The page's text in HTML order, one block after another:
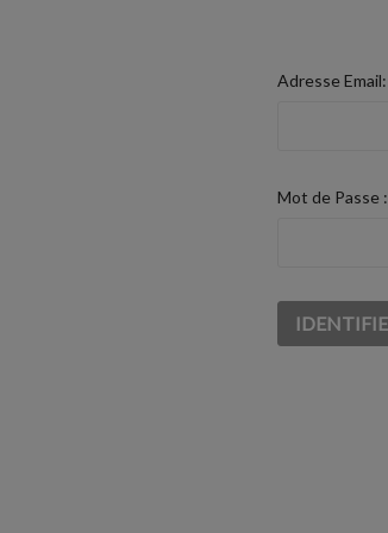
Adresse Email:
Mot de Passe :